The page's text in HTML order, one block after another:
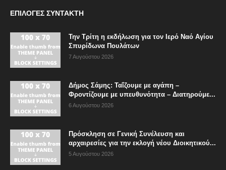
ΕΠΙΛΟΓΈΣ ΣΥΝΤΆΚΤΗ
Την Τρίτη η εκδήλωση για τον Ιερό Ναό Αγίου
Σπυρίδωνα Πουλάτων
7 Αυγούστου 2026
Δήμος Σάμης: Ταΐζουμε με αγάπη –
Φροντίζουμε με υπευθυνότητα – Διατηρούμε...
6 Αυγούστου 2026
Πρόσκληση σε Γενική Συνέλευση και
αρχαιρεσίες για την εκλογή νέου Διοικητικού...
5 Αυγούστου 2026